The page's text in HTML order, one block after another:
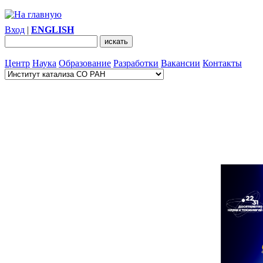
Вход | ENGLISH
Центр Наука Образование Разработки Вакансии Контакты